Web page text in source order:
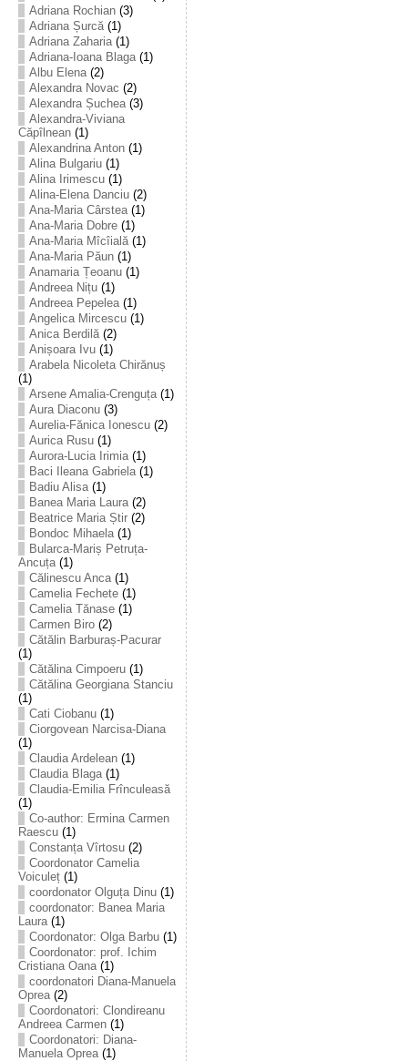
Adriana Rochian(3)
Adriana Șurcă(1)
Adriana Zaharia(1)
Adriana-Ioana Blaga(1)
Albu Elena(2)
Alexandra Novac (2)
Alexandra Șuchea(3)
Alexandra-Viviana
Căpîlnean(1)
Alexandrina Anton(1)
Alina Bulgariu(1)
Alina Irimescu(1)
Alina-Elena Danciu(2)
Ana-Maria Cârstea(1)
Ana-Maria Dobre(1)
Ana-Maria Mîcîială(1)
Ana-Maria Păun(1)
Anamaria Țeoanu(1)
Andreea Nițu(1)
Andreea Pepelea(1)
Angelica Mircescu(1)
Anica Berdilă(2)
Anișoara Ivu(1)
Arabela Nicoleta Chirănuș
(1)
Arsene Amalia-Crenguța(1)
Aura Diaconu(3)
Aurelia-Fănica Ionescu(2)
Aurica Rusu(1)
Aurora-Lucia Irimia(1)
Baci Ileana Gabriela(1)
Badiu Alisa(1)
Banea Maria Laura(2)
Beatrice Maria Știr(2)
Bondoc Mihaela(1)
Bularca-Mariș Petruța-
Ancuța(1)
Călinescu Anca(1)
Camelia Fechete(1)
Camelia Tănase(1)
Carmen Biro(2)
Cătălin Barburaș-Pacurar
(1)
Cătălina Cimpoeru(1)
Cătălina Georgiana Stanciu
(1)
Cati Ciobanu(1)
Ciorgovean Narcisa-Diana
(1)
Claudia Ardelean(1)
Claudia Blaga(1)
Claudia-Emilia Frînculeasă
(1)
Co-author: Ermina Carmen
Raescu(1)
Constanța Vîrtosu(2)
Coordonator Camelia
Voiculeț(1)
coordonator Olguța Dinu(1)
coordonator: Banea Maria
Laura(1)
Coordonator: Olga Barbu(1)
Coordonator: prof. Ichim
Cristiana Oana(1)
coordonatori Diana-Manuela
Oprea(2)
Coordonatori: Clondireanu
Andreea Carmen(1)
Coordonatori: Diana-
Manuela Oprea(1)